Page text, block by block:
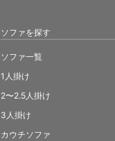
ソファを探す
ソファ一覧
1人掛け
2〜2.5人掛け
3人掛け
カウチソファ